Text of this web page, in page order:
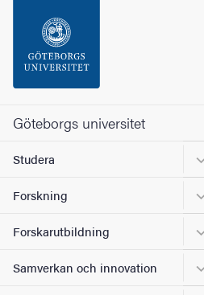
Sidfoten
Om webbplatsen
Göteborgs universitet
Studera
Forskning
Forskarutbildning
Samverkan och innovation